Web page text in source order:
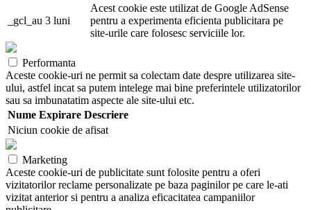
_gcl_au 3 luni
Acest cookie este utilizat de Google AdSense
pentru a experimenta eficienta publicitara pe
site-urile care folosesc serviciile lor.
Performanta
Aceste cookie-uri ne permit sa colectam date despre utilizarea site-
ului, astfel incat sa putem intelege mai bine preferintele utilizatorilor
sau sa imbunatatim aspecte ale site-ului etc.
Nume Expirare Descriere
Niciun cookie de afisat
Marketing
Aceste cookie-uri de publicitate sunt folosite pentru a oferi
vizitatorilor reclame personalizate pe baza paginilor pe care le-ati
vizitat anterior si pentru a analiza eficacitatea campaniilor